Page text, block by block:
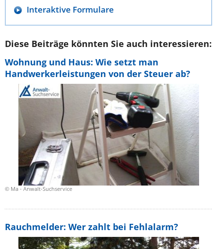
Interaktive Formulare
Diese Beiträge könnten Sie auch interessieren:
© Ma - Anwalt-Suchservice
Wohnung und Haus: Wie setzt man
Handwerkerleistungen von der Steuer ab?
Rauchmelder: Wer zahlt bei Fehlalarm?